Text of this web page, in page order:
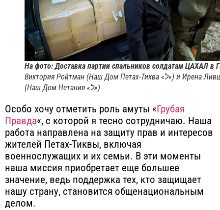
На фото: Доставка партии спальников солдатам ЦАХАЛ в
Виктория Ройтман (Наш Дом Петах-Тиква «ל») и Ирена Лившиц
(Наш Дом Нетания «ל»)
Особо хочу отметить роль амуты «Грубая
Правда«, с которой я тесно сотрудничаю. Наша
работа направлена на защиту прав и интересов
жителей Петах-Тиквы, включая
военнослужащих и их семьи. В эти моменты
наша миссия приобретает еще большее
значение, ведь поддержка тех, кто защищает
нашу страну, становится общенациональным
делом.